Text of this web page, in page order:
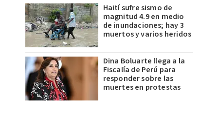
Haití sufre sismo de
magnitud 4.9 en medio
de inundaciones; hay 3
muertos y varios heridos
Dina Boluarte llega a la
Fiscalía de Perú para
responder sobre las
muertes en protestas